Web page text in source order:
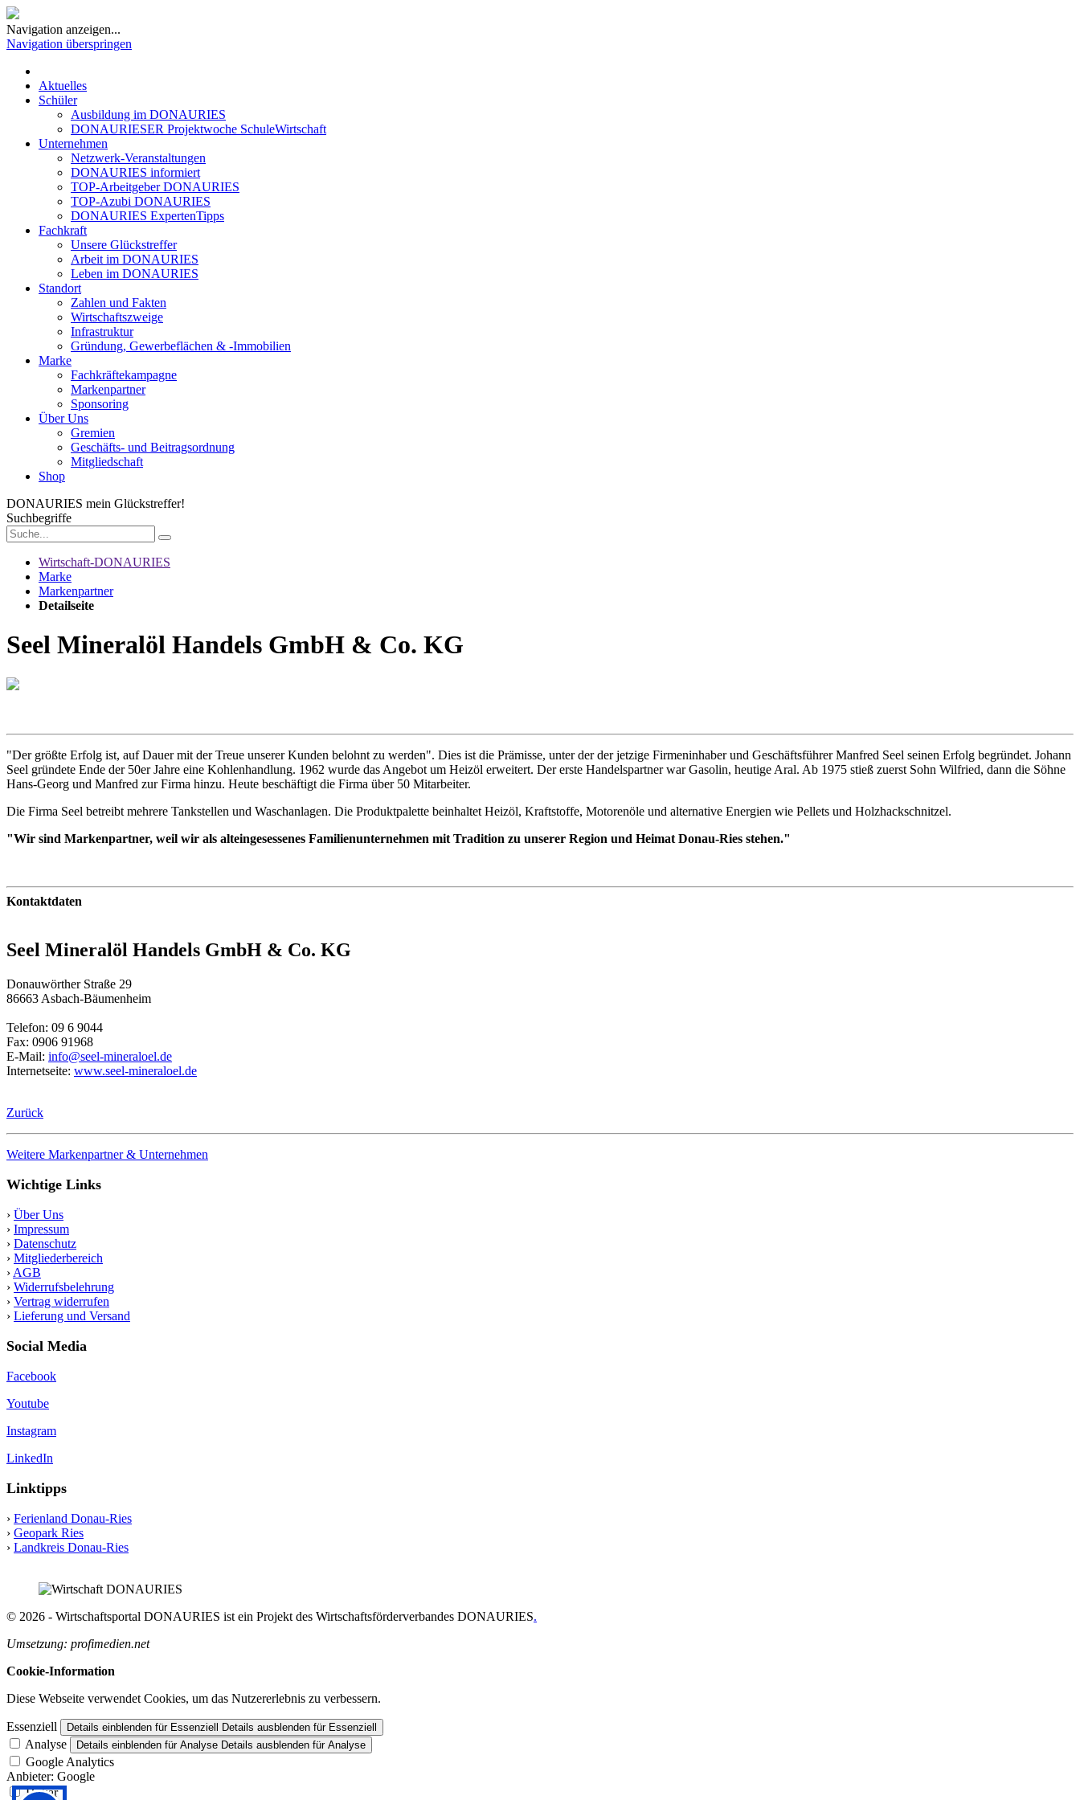
Navigation anzeigen...
Navigation überspringen
Aktuelles
Schüler
Ausbildung im DONAURIES
DONAURIESER Projektwoche SchuleWirtschaft
Unternehmen
Netzwerk-Veranstaltungen
DONAURIES informiert
TOP-Arbeitgeber DONAURIES
TOP-Azubi DONAURIES
DONAURIES ExpertenTipps
Fachkraft
Unsere Glückstreffer
Arbeit im DONAURIES
Leben im DONAURIES
Standort
Zahlen und Fakten
Wirtschaftszweige
Infrastruktur
Gründung, Gewerbeflächen & -Immobilien
Marke
Fachkräftekampagne
Markenpartner
Sponsoring
Über Uns
Gremien
Geschäfts- und Beitragsordnung
Mitgliedschaft
Shop
DONAURIES mein Glückstreffer!
Suchbegriffe
Wirtschaft-DONAURIES
Marke
Markenpartner
Detailseite
Seel Mineralöl Handels GmbH & Co. KG
"Der größte Erfolg ist, auf Dauer mit der Treue unserer Kunden belohnt zu werden". Dies ist die Prämisse, unter der der jetzige Firmeninhaber und Geschäftsführer Manfred Seel seinen Erfolg begründet. Johann
Seel gründete Ende der 50er Jahre eine Kohlenhandlung. 1962 wurde das Angebot um Heizöl erweitert. Der erste Handelspartner war Gasolin, heutige Aral. Ab 1975 stieß zuerst Sohn Wilfried, dann die Söhne
Hans-Georg und Manfred zur Firma hinzu. Heute beschäftigt die Firma über 50 Mitarbeiter.
Die Firma Seel betreibt mehrere Tankstellen und Waschanlagen. Die Produktpalette beinhaltet Heizöl, Kraftstoffe, Motorenöle und alternative Energien wie Pellets und Holzhackschnitzel.
"Wir sind Markenpartner, weil wir als alteingesessenes Familienunternehmen mit Tradition zu unserer Region und Heimat Donau-Ries stehen."
Kontaktdaten
Seel Mineralöl Handels GmbH & Co. KG
Donauwörther Straße 29
86663 Asbach-Bäumenheim
Telefon: 09 6 9044
Fax: 0906 91968
E-Mail: info@seel-mineraloel.de
Internetseite: www.seel-mineraloel.de
Zurück
Weitere Markenpartner & Unternehmen
Wichtige Links
› Über Uns
› Impressum
› Datenschutz
› Mitgliederbereich
› AGB
› Widerrufsbelehrung
› Vertrag widerrufen
› Lieferung und Versand
Social Media
Facebook
Youtube
Instagram
LinkedIn
Linktipps
› Ferienland Donau-Ries
› Geopark Ries
› Landkreis Donau-Ries
© 2026 - Wirtschaftsportal DONAURIES ist ein Projekt des Wirtschaftsförderverbandes DONAURIES.
Umsetzung: profimedien.net
Cookie-Information
Diese Webseite verwendet Cookies, um das Nutzererlebnis zu verbessern.
Essenziell Details einblenden für Essenziell Details ausblenden für Essenziell
Analyse Details einblenden für Analyse Details ausblenden für Analyse
Google Analytics
Anbieter: Google
Hotjar